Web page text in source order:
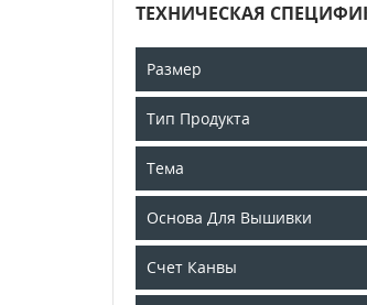
ТЕХНИЧЕСКАЯ
Размер
Тип Продукта
Тема
Основа Для Вышивки
Счет Канвы